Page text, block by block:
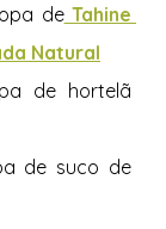
de Tahine
Natural
de hortelã
de suco de